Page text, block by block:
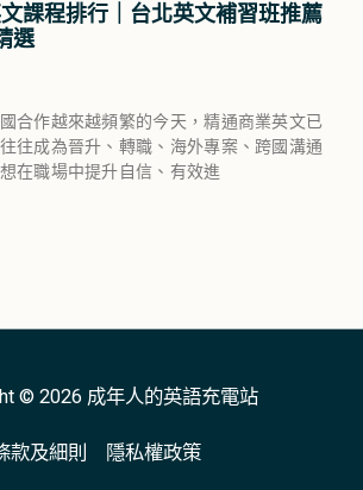
課程排行｜台北英文補習班推薦
選
合作越來越頻繁的今天，精通商業英文已
往成為晉升、轉職、海外專案、跨國溝通
在職場中提升自信、有效進
© 2026 成年人的英語充電站
款及細則 隱私權政策